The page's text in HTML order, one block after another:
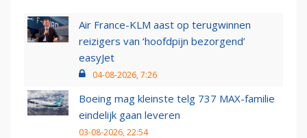
Air France-KLM aast op terugwinnen
reizigers van ‘hoofdpijn bezorgend’
easyJet
04-08-2026, 7:26
Boeing mag kleinste telg 737 MAX-familie
eindelijk gaan leveren
03-08-2026, 22:54